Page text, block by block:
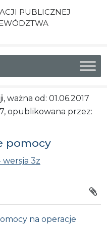
PUBLICZNEJ
od: 01.06.2017
opublikowana przez:
pomocy
wersja 3z
na operacje